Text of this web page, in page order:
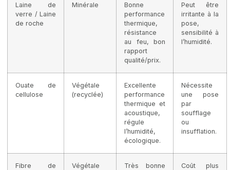
Laine de
verre / Laine
de roche
Minérale
Bonne
performance
thermique,
résistance
au feu, bon
rapport
qualité/prix.
Peut être
irritante à la
pose,
sensibilité à
l’humidité.
Ouate de
cellulose
Végétale
(recyclée)
Excellente
performance
thermique et
acoustique,
régule
l’humidité,
écologique.
Nécessite
une pose
par
soufflage
ou
insufflation.
Fibre de
Végétale
Très bonne
Coût plus